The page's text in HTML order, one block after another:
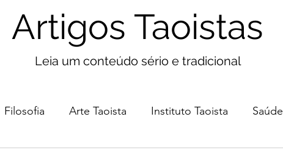
Artigos Taoistas
Leia um conteúdo sério e tradicional
Filosofia Arte Taoista Instituto Taoista Saúde